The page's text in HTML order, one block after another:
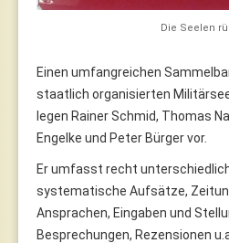
Die Seelen
Einen umfangreichen
staatlich organisierten
legen Rainer Schmid, Thomas
Engelke und Peter Bürger vor.
Er umfasst recht
systematische Aufsätze,
Ansprachen, Eingaben und
Besprechungen, Rezensionen